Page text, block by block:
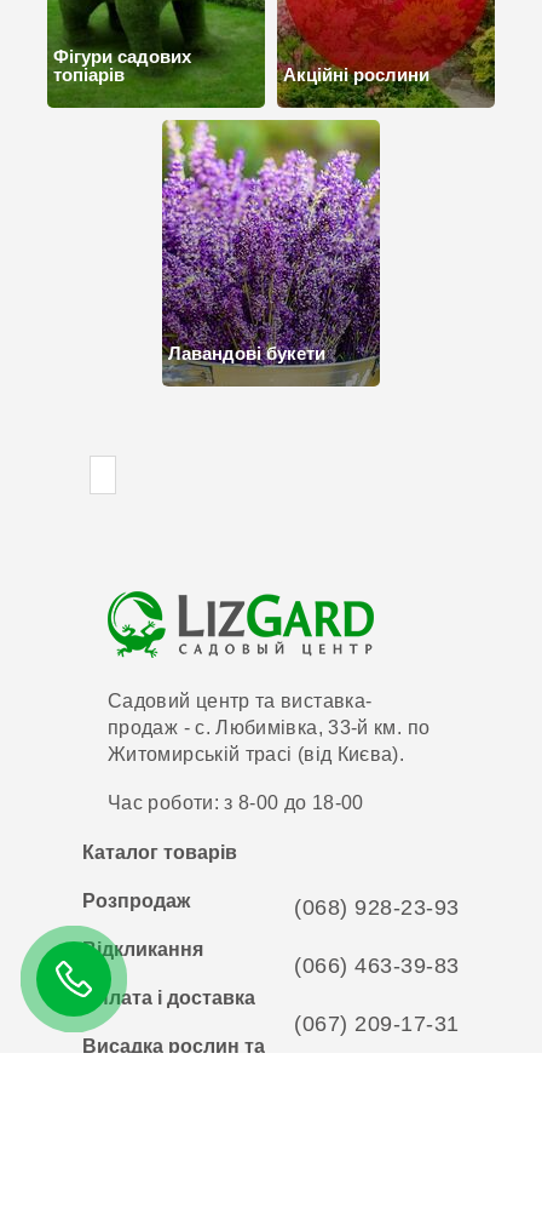
Фігури садових
топіарів
Акційні рослини
Лавандові букети
Садовий центр та виставка-
продаж - с. Любимівка, 33-й км. по
Житомирській трасі (від Києва).
Час роботи: з 8-00 до 18-00
Каталог товарів
Розпродаж
Відкликання
Оплата і доставка
Висадка рослин та
(068) 928-23-93
(066) 463-39-83
(067) 209-17-31